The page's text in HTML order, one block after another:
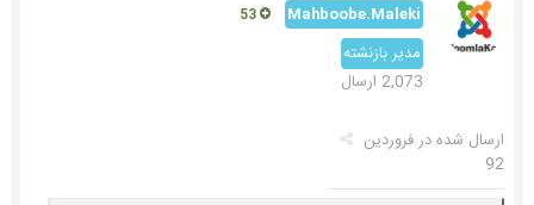
Mahboobe.Maleki
مدیر بازنشته
2,073 ارسال
ارسال شده درفروردین
92